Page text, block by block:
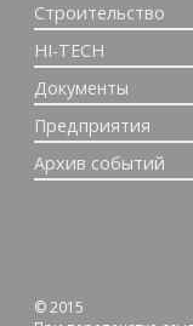
Строительство
HI-TECH
Документы
Предприятия
Архив событий
© 2015